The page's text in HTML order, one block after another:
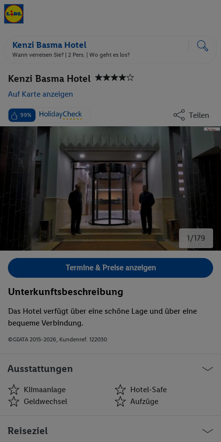
Kenzi Basma Hotel
Wann verreisen Sie? | 2 Pers. | Wo geht es los?
Kenzi Basma Hotel
Auf Karte anzeigen
99% Teilen
1/179
Bild 1 von 179.
Termine & Preise anzeigen
Unterkunftsbeschreibung
Das Hotel verfügt über eine schöne Lage und über eine
bequeme Verbindung.
©GIATA 2015-2026, Kundenref. 122030
Ausstattungen
Klimaanlage
Hotel-Safe
Geldwechsel
Aufzüge
Geldwechsel
Reiseziel